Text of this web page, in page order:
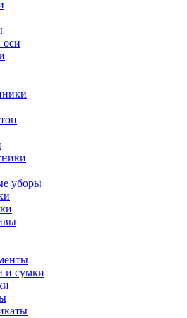
оси
уборы
и сумки